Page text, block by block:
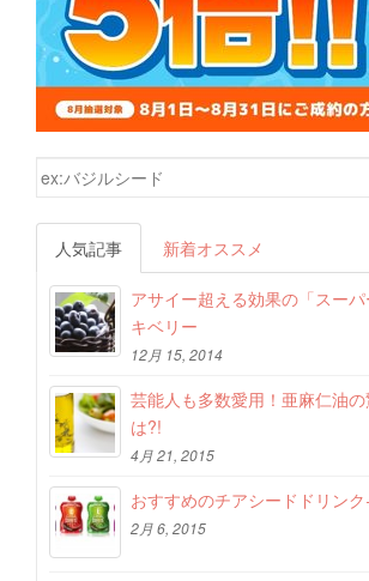
検索結果:
人気記事 新着オススメ
アサイー超える効果の「スー
キベリー
12月 15, 2014
芸能人も多数愛用！亜麻仁油の
は?!
4月 21, 2015
おすすめのチアシードドリンク
2月 6, 2015